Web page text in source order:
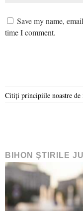
Save my name,
time I comment.
Citiți principiile noastre de
BIHON ŞTIRILE